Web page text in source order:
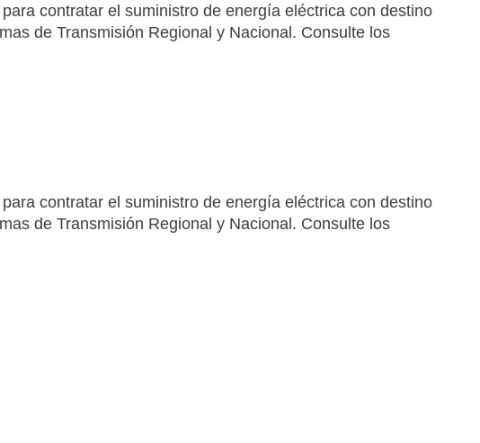
contratar el suministro de energía eléctrica con destino
de Transmisión Regional y Nacional. Consulte los
contratar el suministro de energía eléctrica con destino
de Transmisión Regional y Nacional. Consulte los